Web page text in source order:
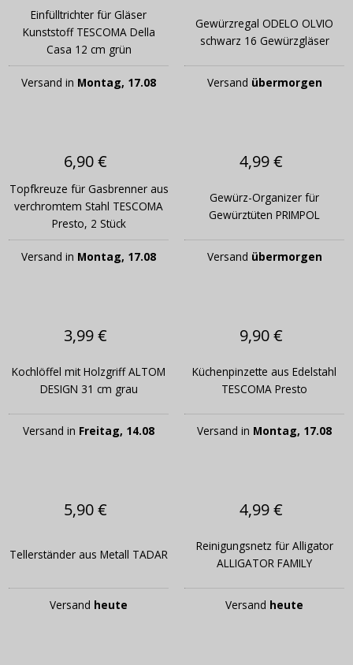
Einfülltrichter für Gläser
Kunststoff TESCOMA Della
Casa 12 cm grün
Versand in Montag, 17.08
Gewürzregal ODELO OLVIO
schwarz 16 Gewürzgläser
Versand übermorgen
6,90 €
Topfkreuze für Gasbrenner aus
verchromtem Stahl TESCOMA
Presto, 2 Stück
Versand in Montag, 17.08
4,99 €
Gewürz-Organizer für
Gewürztüten PRIMPOL
Versand übermorgen
3,99 €
Kochlöffel mit Holzgriff ALTOM
DESIGN 31 cm grau
Versand in Freitag, 14.08
9,90 €
Küchenpinzette aus Edelstahl
TESCOMA Presto
Versand in Montag, 17.08
5,90 €
Tellerständer aus Metall TADAR
Versand heute
4,99 €
Reinigungsnetz für Alligator
ALLIGATOR FAMILY
Versand heute